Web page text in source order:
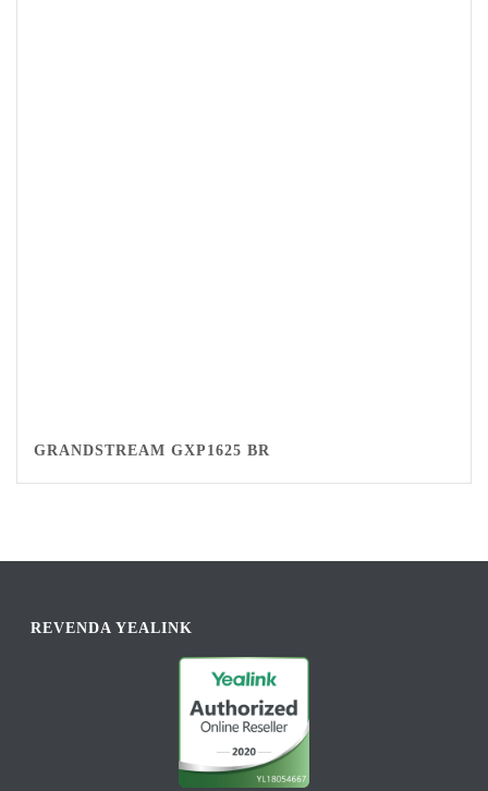
GRANDSTREAM GXP1625 BR
REVENDA YEALINK